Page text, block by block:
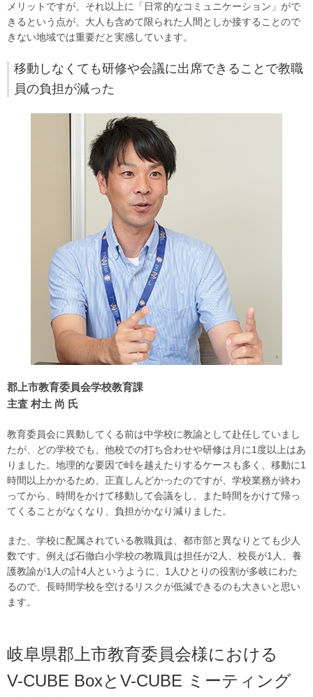
メリットですが、それ以上に「日常的なコミュニケーション」がで
きるという点が、大人も含めて限られた人間としか接することので
きない地域では重要だと実感しています。
移動しなくても研修や会議に出席できることで教職
員の負担が減った
郡上市教育委員会学校教育課
主査 村土 尚 氏
教育委員会に異動してくる前は中学校に教諭として赴任していまし
たが、どの学校でも、他校での打ち合わせや研修は月に1度以上はあ
りました。地理的な要因で峠を越えたりするケースも多く、移動に1
時間以上かかるため、正直しんどかったのですが、学校業務が終わ
ってから、時間をかけて移動して会議をし、また時間をかけて帰っ
てくることがなくなり、負担がかなり減りました。
また、学校に配属されている教職員は、都市部と異なりとても少人
数です。例えば石徹白小学校の教職員は担任が2人、校長が1人、養
護教諭が1人の計4人というように、1人ひとりの役割が多岐にわた
るので、長時間学校を空けるリスクが低減できるのも大きいと思い
ます。
岐阜県郡上市教育委員会様における
V-CUBE BoxとV-CUBE ミーティング